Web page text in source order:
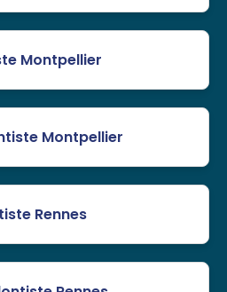
Montpellier
Montpellier
Rennes